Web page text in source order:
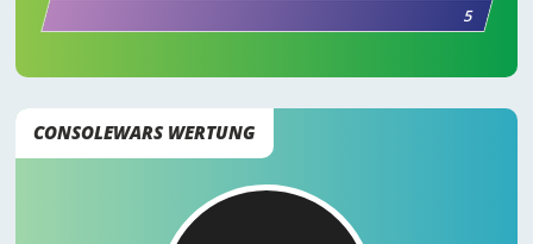
5
CONSOLEWARS WERTUNG